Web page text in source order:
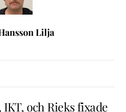
Lilja
och Rieks fixade